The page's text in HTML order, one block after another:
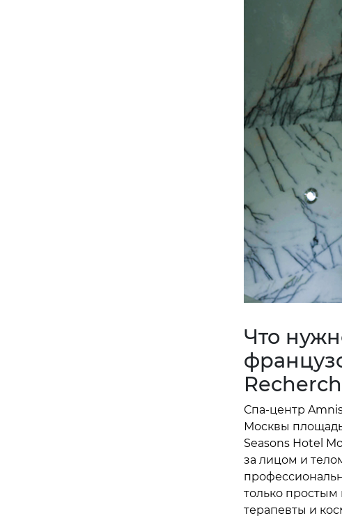
Что
Спа-центр
Москвы
Seasons Hotel
за лицом и
только простым
терапевты и